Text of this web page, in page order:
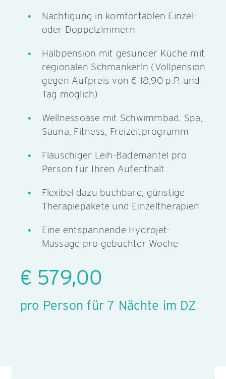
Nächtigung in komfortablen Einzel-
oder Doppelzimmern
Halbpension mit gesunder Küche mit
regionalen Schmankerln (Vollpension
gegen Aufpreis von € 18,90 p.P. und
Tag möglich)
Wellnessoase mit Schwimmbad, Spa,
Sauna, Fitness, Freizeitprogramm
Flauschiger Leih-Bademantel pro
Person für Ihren Aufenthalt
Flexibel dazu buchbare, günstige
Therapiepakete und Einzeltherapien
Eine entspannende Hydrojet-
Massage pro gebuchter Woche
€ 579,00
pro Person für 7 Nächte im DZ